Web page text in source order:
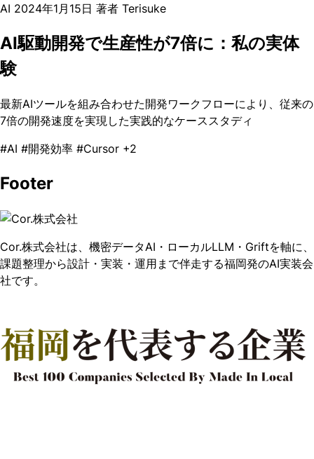
AI 2024年1月15日 著者 Terisuke
AI駆動開発で生産性が7倍に：私の実体
験
最新AIツールを組み合わせた開発ワークフローにより、従来の
7倍の開発速度を実現した実践的なケーススタディ
#AI #開発効率 #Cursor +2
Footer
Cor.株式会社は、機密データAI・ローカルLLM・Griftを軸に、
課題整理から設計・実装・運用まで伴走する福岡発のAI実装会
社です。